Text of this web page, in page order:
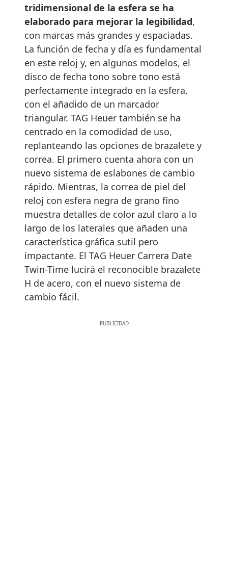
tridimensional de la esfera se ha
elaborado para mejorar la legibilidad,
con marcas más grandes y espaciadas.
La función de fecha y día es fundamental
en este reloj y, en algunos modelos, el
disco de fecha tono sobre tono está
perfectamente integrado en la esfera,
con el añadido de un marcador
triangular. TAG Heuer también se ha
centrado en la comodidad de uso,
replanteando las opciones de brazalete y
correa. El primero cuenta ahora con un
nuevo sistema de eslabones de cambio
rápido. Mientras, la correa de piel del
reloj con esfera negra de grano fino
muestra detalles de color azul claro a lo
largo de los laterales que añaden una
característica gráfica sutil pero
impactante. El TAG Heuer Carrera Date
Twin-Time lucirá el reconocible brazalete
H de acero, con el nuevo sistema de
cambio fácil.